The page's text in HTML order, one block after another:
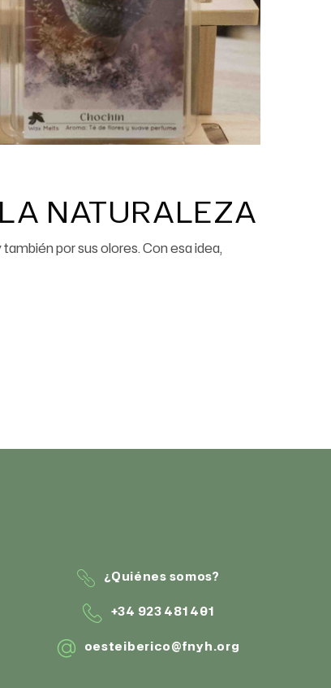
NATURALEZA
por sus olores. Con esa idea,
¿Quiénes somos?
+34 923 481 401
oesteiberico@fnyh.org